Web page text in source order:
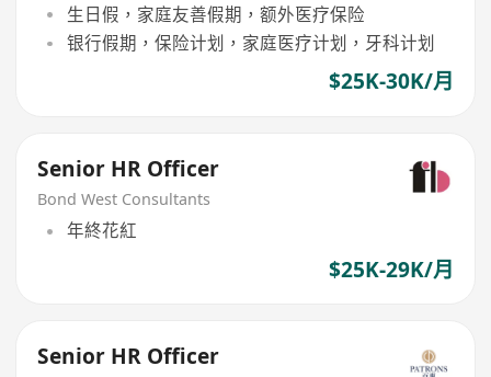
生日假，家庭友善假期，额外医疗保险
银行假期，保险计划，家庭医疗计划，牙科计划
$25K-30K/月
Senior HR Officer
Bond West Consultants
年終花紅
$25K-29K/月
Senior HR Officer